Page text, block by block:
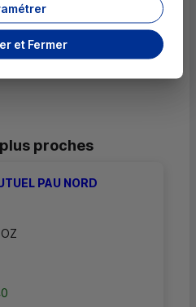
agence a des
uniquement
proches
PAU NORD
et Fermer